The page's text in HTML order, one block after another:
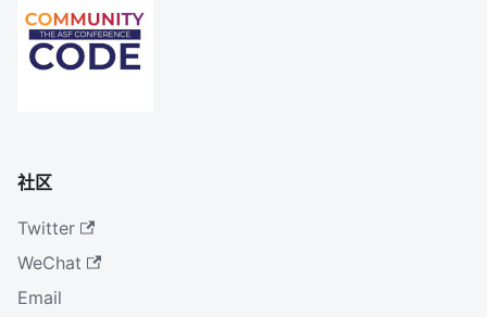
社区
Twitter
WeChat
Email